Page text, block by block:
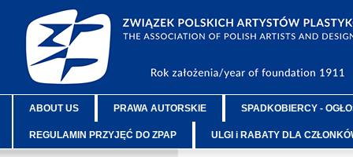
ABOUT US PRAWA AUTORSKIE SPADKOBIERCY -
REGULAMIN PRZYJĘĆ DO ZPAP ULGI i RABATY DLA